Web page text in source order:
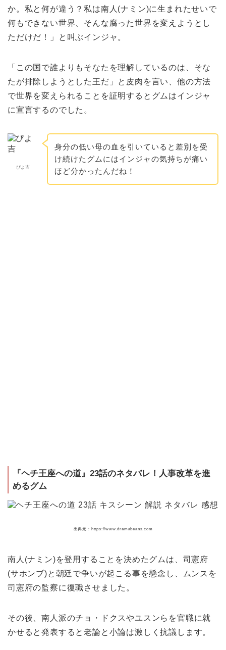
か。私と何が違う？私は南人(ナミン)に生まれたせいで
何もできない世界、そんな腐った世界を変えようとし
ただけだ！」と叫ぶインジャ。
「この国で誰よりもそなたを理解しているのは、そな
たが排除しようとした王だ」と皮肉を言い、他の方法
で世界を変えられることを証明するとグムはインジャ
に宣言するのでした。
ぴよ吉
身分の低い母の血を引いていると差別を受
け続けたグムにはインジャの気持ちが痛い
ほど分かったんだね！
『ヘチ王座への道』23話のネタバレ！人事改革を進
めるグム
出典元：https://www.dramabeans.com
南人(ナミン)を登用することを決めたグムは、司憲府
(サホンブ)と朝廷で争いが起こる事を懸念し、ムンスを
司憲府の監察に復職させました。
その後、南人派のチョ・ドクスやユスンらを官職に就
かせると発表すると老論と小論は激しく抗議します。